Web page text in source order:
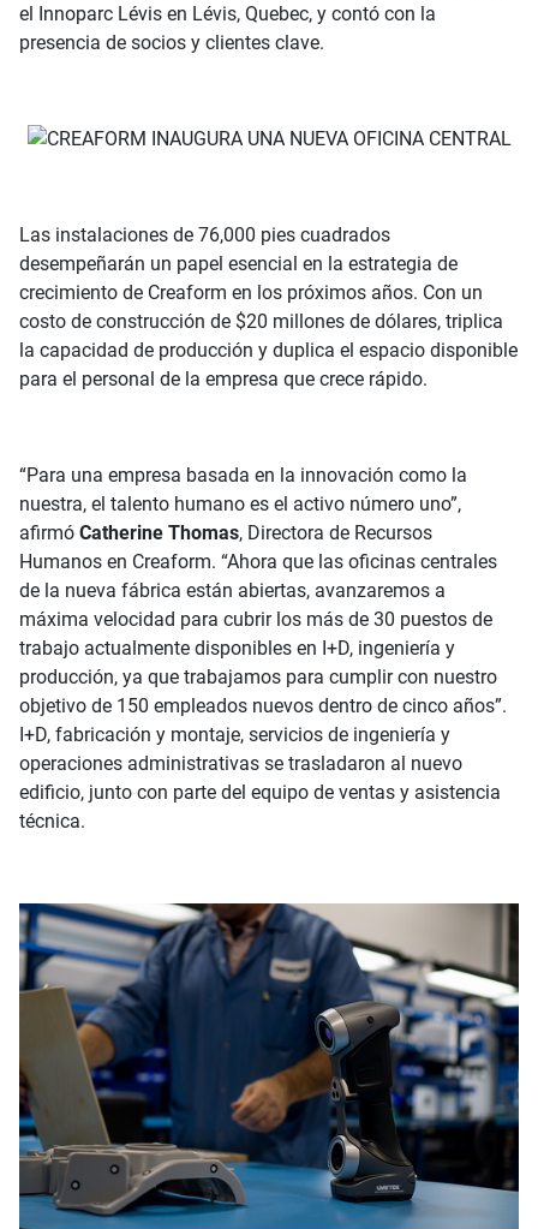
el Innoparc Lévis en Lévis, Quebec, y contó con la
presencia de socios y clientes clave.
Las instalaciones de 76,000 pies cuadrados
desempeñarán un papel esencial en la estrategia de
crecimiento de Creaform en los próximos años. Con un
costo de construcción de $20 millones de dólares, triplica
la capacidad de producción y duplica el espacio disponible
para el personal de la empresa que crece rápido.
“Para una empresa basada en la innovación como la
nuestra, el talento humano es el activo número uno”,
afirmó Catherine Thomas, Directora de Recursos
Humanos en Creaform. “Ahora que las oficinas centrales
de la nueva fábrica están abiertas, avanzaremos a
máxima velocidad para cubrir los más de 30 puestos de
trabajo actualmente disponibles en I+D, ingeniería y
producción, ya que trabajamos para cumplir con nuestro
objetivo de 150 empleados nuevos dentro de cinco años”.
I+D, fabricación y montaje, servicios de ingeniería y
operaciones administrativas se trasladaron al nuevo
edificio, junto con parte del equipo de ventas y asistencia
técnica.